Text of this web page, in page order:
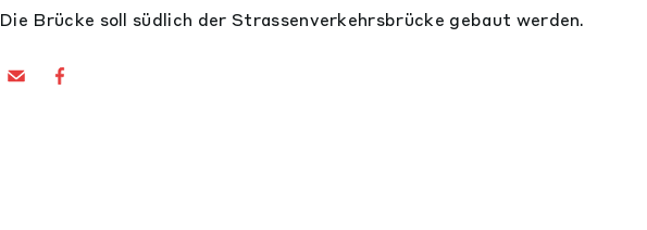
Die Brücke soll südlich der Strassenverkehrsbrücke gebaut werden.